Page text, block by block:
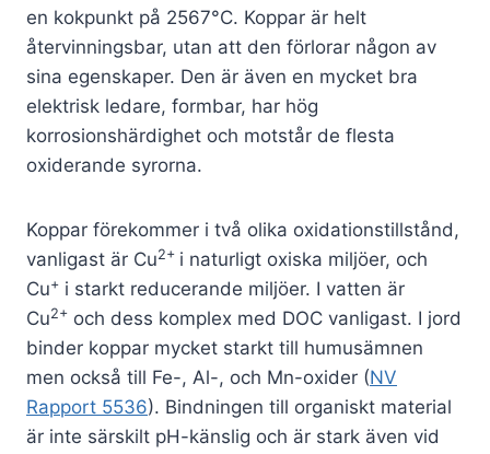
en kokpunkt på 2567°C. Koppar är helt
återvinningsbar, utan att den förlorar någon av
sina egenskaper. Den är även en mycket bra
elektrisk ledare, formbar, har hög
korrosionshärdighet och motstår de flesta
oxiderande syrorna.
Koppar förekommer i två olika oxidationstillstånd,
vanligast är Cu2+ i naturligt oxiska miljöer, och
Cu+ i starkt reducerande miljöer. I vatten är
Cu2+ och dess komplex med DOC vanligast. I jord
binder koppar mycket starkt till humusämnen
men också till Fe-, Al-, och Mn-oxider (NV
Rapport 5536). Bindningen till organiskt material
är inte särskilt pH-känslig och är stark även vid